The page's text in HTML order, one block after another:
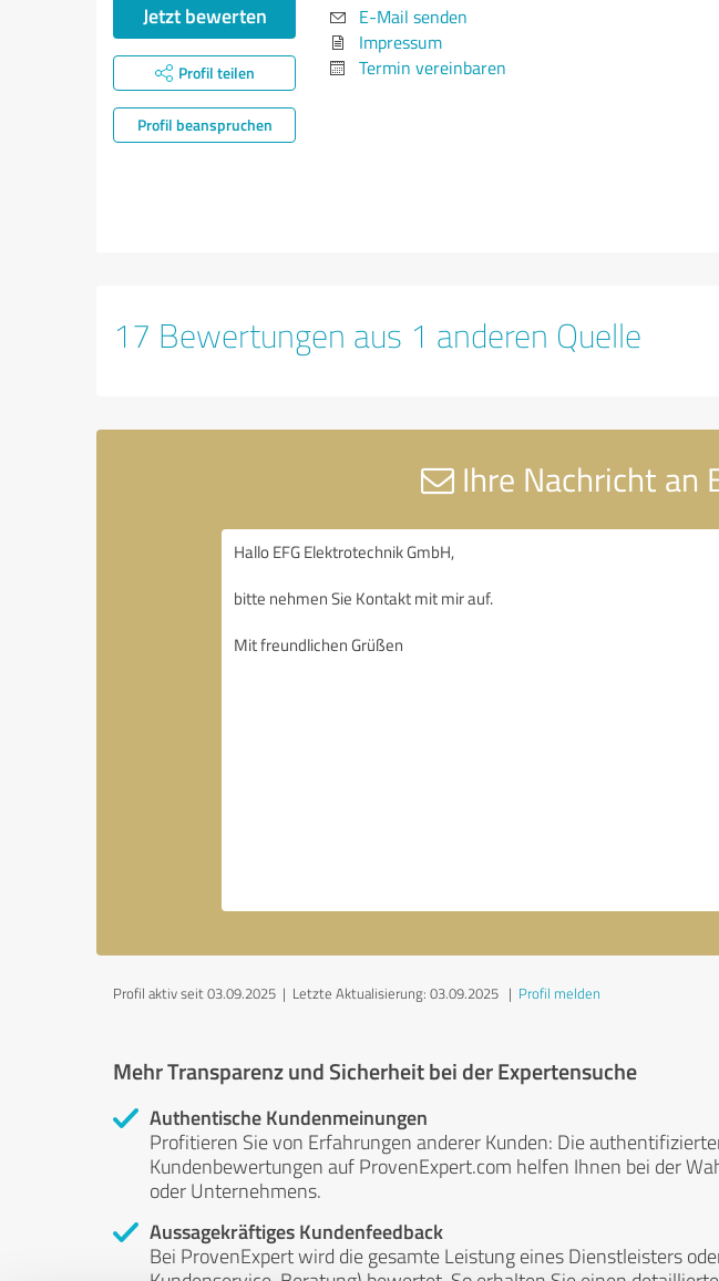
Jetzt bewerten
Profil teilen
Profil beanspruchen
E-Mail senden
Impressum
Termin vereinbaren
17 Bewertungen aus 1 anderen Quelle
Ihre Nachricht an
Profil aktiv seit 03.09.2025 | Letzte Aktualisierung: 03.09.2025 | Profil melden
Mehr Transparenz und Sicherheit bei der Expertensuche
Authentische Kundenmeinungen
Profitieren Sie von Erfahrungen anderer Kunden: Die
Kundenbewertungen auf ProvenExpert.com helfen Ihnen bei der
oder Unternehmens.
Aussagekräftiges Kundenfeedback
Bei ProvenExpert wird die gesamte Leistung eines Dienstleisters